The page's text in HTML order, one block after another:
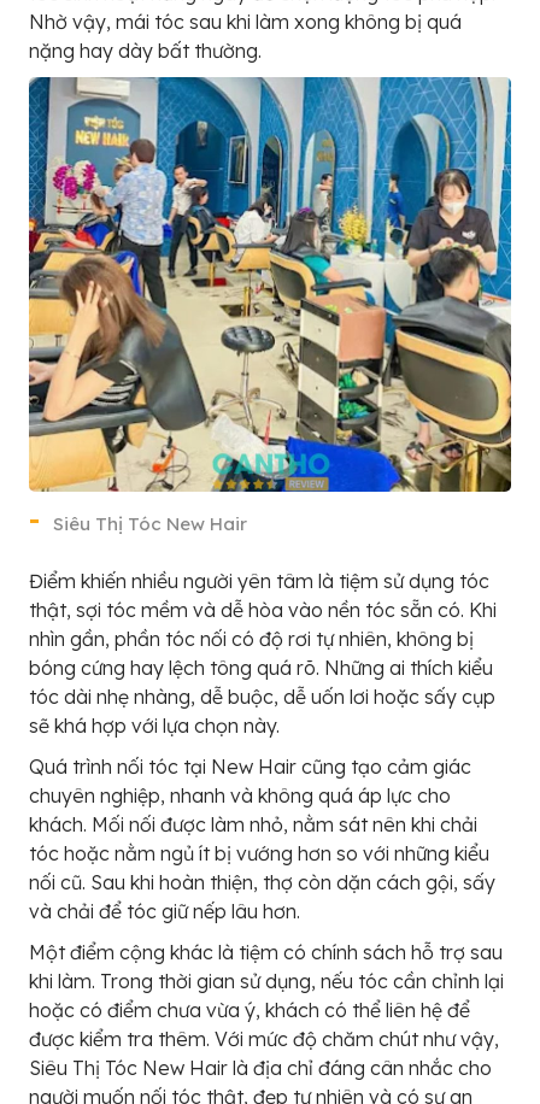
Nhờ vậy, mái tóc sau khi làm xong không bị quá
nặng hay dày bất thường.
Siêu Thị Tóc New Hair
Điểm khiến nhiều người yên tâm là tiệm sử dụng tóc
thật, sợi tóc mềm và dễ hòa vào nền tóc sẵn có. Khi
nhìn gần, phần tóc nối có độ rơi tự nhiên, không bị
bóng cứng hay lệch tông quá rõ. Những ai thích kiểu
tóc dài nhẹ nhàng, dễ buộc, dễ uốn lơi hoặc sấy cụp
sẽ khá hợp với lựa chọn này.
Quá trình nối tóc tại New Hair cũng tạo cảm giác
chuyên nghiệp, nhanh và không quá áp lực cho
khách. Mối nối được làm nhỏ, nằm sát nên khi chải
tóc hoặc nằm ngủ ít bị vướng hơn so với những kiểu
nối cũ. Sau khi hoàn thiện, thợ còn dặn cách gội, sấy
và chải để tóc giữ nếp lâu hơn.
Một điểm cộng khác là tiệm có chính sách hỗ trợ sau
khi làm. Trong thời gian sử dụng, nếu tóc cần chỉnh lại
hoặc có điểm chưa vừa ý, khách có thể liên hệ để
được kiểm tra thêm. Với mức độ chăm chút như vậy,
Siêu Thị Tóc New Hair là địa chỉ đáng cân nhắc cho
người muốn nối tóc thật, đẹp tự nhiên và có sự an